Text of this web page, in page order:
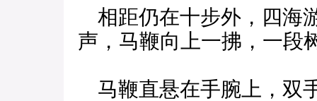
相距仍在十步外，四海
声，马鞭向上一拂，一段
马鞭直悬在手腕上，双